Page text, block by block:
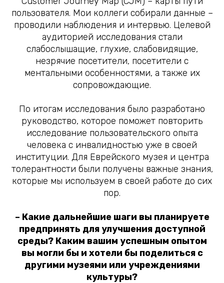
пользователя. Мои коллеги собирали данные –
проводили наблюдения и интервью. Целевой
аудиторией исследования стали
слабослышащие, глухие, слабовидящие,
незрячие посетители, посетители с
ментальными особенностями, а также их
сопровождающие.
По итогам исследования было разработано
руководство, которое поможет повторить
исследование пользовательского опыта
человека с инвалидностью уже в своей
институции. Для Еврейского музея и центра
толерантности были получены важные знания,
которые мы используем в своей работе до сих
пор.
– Какие дальнейшие шаги вы планируете
предпринять для улучшения доступной
среды? Каким вашим успешным опытом
вы могли бы и хотели бы поделиться с
другими музеями или учреждениями
культуры?